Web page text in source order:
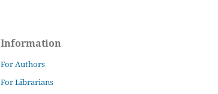
Information
For Authors
For Librarians